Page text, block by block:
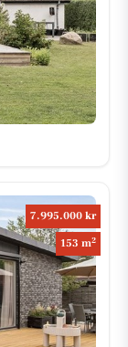
7.995.000 kr
153 m2